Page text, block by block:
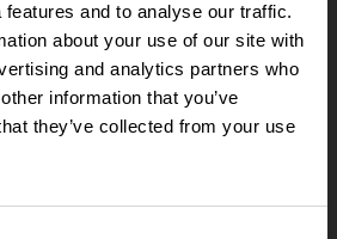
and to analyse our traffic.
about your use of our site with
and analytics partners who
information that you’ve
they’ve collected from your use